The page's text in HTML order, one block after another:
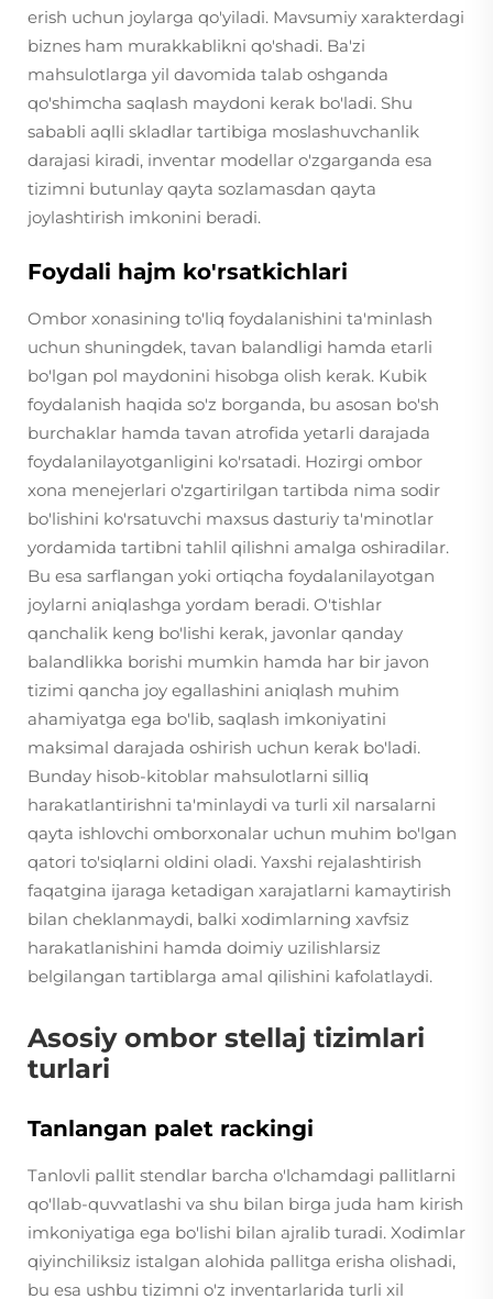
erish uchun joylarga qo'yiladi. Mavsumiy xarakterdagi
biznes ham murakkablikni qo'shadi. Ba'zi
mahsulotlarga yil davomida talab oshganda
qo'shimcha saqlash maydoni kerak bo'ladi. Shu
sababli aqlli skladlar tartibiga moslashuvchanlik
darajasi kiradi, inventar modellar o'zgarganda esa
tizimni butunlay qayta sozlamasdan qayta
joylashtirish imkonini beradi.
Foydali hajm ko'rsatkichlari
Ombor xonasining to'liq foydalanishini ta'minlash
uchun shuningdek, tavan balandligi hamda etarli
bo'lgan pol maydonini hisobga olish kerak. Kubik
foydalanish haqida so'z borganda, bu asosan bo'sh
burchaklar hamda tavan atrofida yetarli darajada
foydalanilayotganligini ko'rsatadi. Hozirgi ombor
xona menejerlari o'zgartirilgan tartibda nima sodir
bo'lishini ko'rsatuvchi maxsus dasturiy ta'minotlar
yordamida tartibni tahlil qilishni amalga oshiradilar.
Bu esa sarflangan yoki ortiqcha foydalanilayotgan
joylarni aniqlashga yordam beradi. O'tishlar
qanchalik keng bo'lishi kerak, javonlar qanday
balandlikka borishi mumkin hamda har bir javon
tizimi qancha joy egallashini aniqlash muhim
ahamiyatga ega bo'lib, saqlash imkoniyatini
maksimal darajada oshirish uchun kerak bo'ladi.
Bunday hisob-kitoblar mahsulotlarni silliq
harakatlantirishni ta'minlaydi va turli xil narsalarni
qayta ishlovchi omborxonalar uchun muhim bo'lgan
qatori to'siqlarni oldini oladi. Yaxshi rejalashtirish
faqatgina ijaraga ketadigan xarajatlarni kamaytirish
bilan cheklanmaydi, balki xodimlarning xavfsiz
harakatlanishini hamda doimiy uzilishlarsiz
belgilangan tartiblarga amal qilishini kafolatlaydi.
Asosiy ombor stellaj tizimlari
turlari
Tanlangan palet rackingi
Tanlovli pallit stendlar barcha o'lchamdagi pallitlarni
qo'llab-quvvatlashi va shu bilan birga juda ham kirish
imkoniyatiga ega bo'lishi bilan ajralib turadi. Xodimlar
qiyinchiliksiz istalgan alohida pallitga erisha olishadi,
bu esa ushbu tizimni o'z inventarlarida turli xil